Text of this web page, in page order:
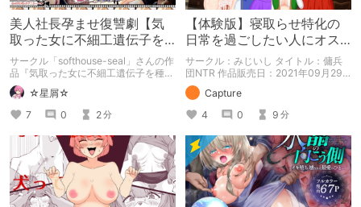
美人社長孕ませ復讐劇【気
取った女に不細工遺伝子を
種付けさせろっ!!】
サークル「softhouse-seal」さんの作
品『気取った女に不細工遺伝子を種付
けさせろっ!!』の紹介記事です。
☆星屑☆
7
0 2分
【体験版】寝取らせ特化の
日常を過ごしたい人にオス
スメ！【行動記録】
サークル：みじいし タイトル：傭兵
団NTR 作品販売日：2021年09月29
日 発売済みの作品の体験版の内容を
中心に紹介しているまとめ記事です。
体験版の「ネタバレ」を含んだ内容を
まとめているので、苦手な方は注意し
て下さい。
Capture
4
0 9 分